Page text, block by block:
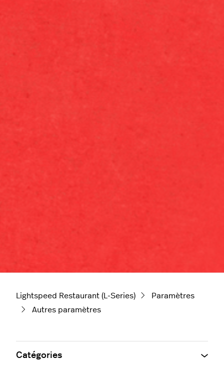
Lightspeed Restaurant (L-Series)
Paramètres
Autres paramètres
Catégories